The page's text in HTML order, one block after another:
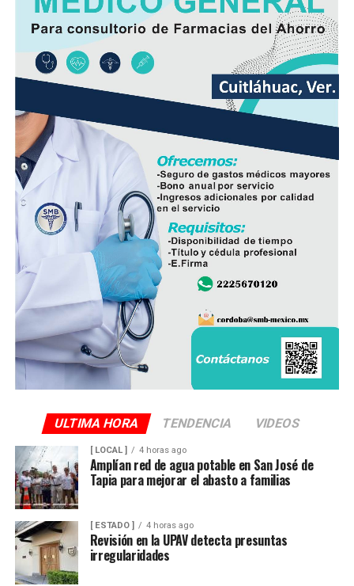
la rentabilidad para los agricultores, aunque aseguró
que la organización buscará alternativas para evitar que
las cosechas se pierdan.
Asimismo, adelantó que la próxima semana presentará
ante la presidenta Claudia Sheinbaum Pardo una
propuesta para que el Gobierno Federal intervenga y
analice opciones que permitan rescatar el ingenio y
preservar una de las principales fuentes de empleo de la
región.
De acuerdo con las estimaciones de la UNPCA, el cierre
del Ingenio San Pedro representa un impacto
económico superior a los mil millones de pesos, cifra
que amenaza con afectar de manera directa la actividad
productiva y el sustento de miles de familias
veracruzanas ligadas al sector azucarero.
ULTIMA HORA TENDENCIA VIDEOS
[ LOCAL ] 4 horas ago
Amplían red de agua potable en San José de
Tapia para mejorar el abasto a familias
[ ESTADO ] 4 horas ago
Revisión en la UPAV detecta presuntas
irregularidades